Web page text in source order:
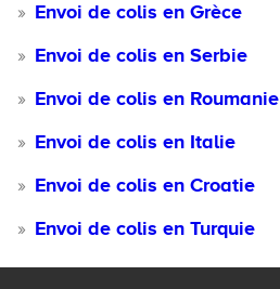
Envoi de colis en Grèce
Envoi de colis en Serbie
Envoi de colis en Roumanie
Envoi de colis en Italie
Envoi de colis en Croatie
Envoi de colis en Turquie